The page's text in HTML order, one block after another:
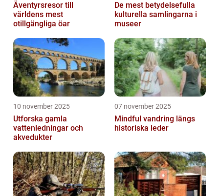
Äventyrsresor till
världens mest
otillgängliga öar
De mest betydelsefulla
kulturella samlingarna i
museer
10 november 2025
Utforska gamla
vattenledningar och
akvedukter
07 november 2025
Mindful vandring längs
historiska leder